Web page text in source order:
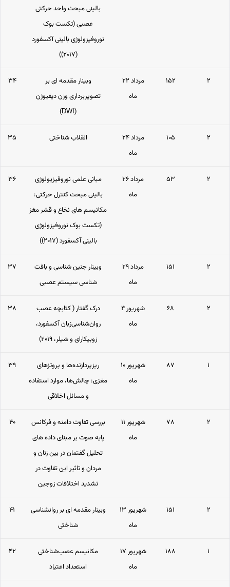
بالینی مبحث واحد حرکتی
عصبی (تکست بوک
نوروفیزولوژی بالینی آکسفورد
(۲۰۱۷))
۳۴
وبینار مقدمه ای بر
تصویربرداری وزن دیفیوژن
(DWI)
۲۲ مرداد
ماه
۱۵۲ ۲
۳۵ انقلاب شناختی
۲۴ مرداد
ماه
۱۰۵ ۲
۳۶
مبانی علمی نوروفیزیولوژی
بالینی مبحث کنترل حرکتی:
مکانیسم های نخاع و قشر مغز
(تکست بوک نوروفیزولوژی
بالینی آکسفورد (۲۰۱۷))
۲۶ مرداد
ماه
۵۳ ۲
۳۷
وبینار جنین شناسی و بافت
شناسی سیستم عصبی
۲۹ مرداد
ماه
۱۵۱ ۲
۳۸
درک گفتار ( کتابچه عصب
روان‌شناسی‌زبان آکسفورد،
زوبیکارای و شیلر، ۲۰۱۹)
۴ شهریور
ماه
۶۸ ۲
۳۹
ریزپردازنده‌ها و پروتزهای
مغزی: چالش‌ها، موارد استفاده
و مسائل اخلاقی
۱۰ شهریور
ماه
۸۷ ۱
۴۰
بررسی تفاوت دامنه و فرکانس
پایه صوت بر مبنای داده های
تحلیل گفتمان در بین زنان و
مردان و تاثیر این تفاوت در
تشدید اختلافات زوجین
۱۱ شهریور
ماه
۷۸ ۲
۴۱
وبینار مقدمه ای بر روانشناسی
شناختی
۱۳ شهریور
ماه
۱۵۱ ۲
۴۲
مکانیسم عصب‌شناختی
استعداد اعتیاد
۱۷ شهریور
ماه
۱۸۸ ۱